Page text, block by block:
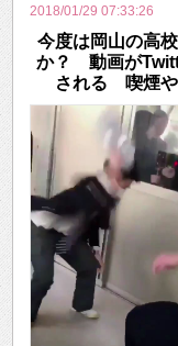
2018/01/29 07:33:26
今度は岡山の高
か？ 動画が
される 喫煙や